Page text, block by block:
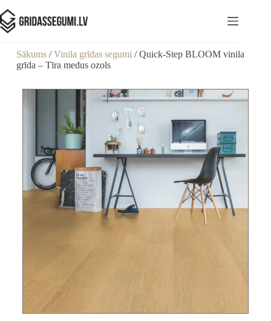
Sākums/Vinila grīdas segumi / Quick-Step BLOOM vinila
grīda – Tīra medus ozols